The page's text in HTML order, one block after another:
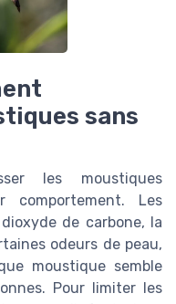
sans
les moustiques
comportement. Les
de carbone, la
odeurs de peau,
moustique semble
Pour limiter les